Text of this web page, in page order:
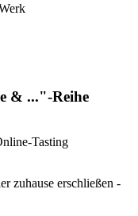
& ..."-Reihe
Tasting
zuhause erschließen -